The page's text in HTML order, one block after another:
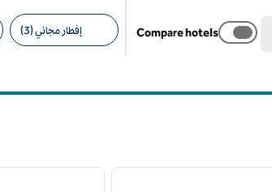
Compare hotels إفطار مجاني (3)
الصورة التالية
1 من 12